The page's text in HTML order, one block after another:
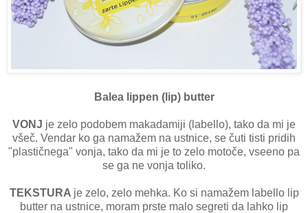
Balea lippen (lip) butter
VONJ je zelo podobem makadamiji (labello), tako da mi je
všeč. Vendar ko ga namažem na ustnice, se čuti tisti pridih
"plastičnega" vonja, tako da mi je to zelo motoče, vseeno pa
se ga ne vonja toliko.
TEKSTURA je zelo, zelo mehka. Ko si namažem labello lip
butter na ustnice, moram prste malo segreti da lahko lip